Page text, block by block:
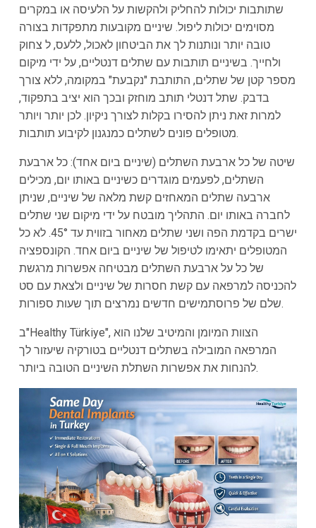
שתותבות יכולות להחליק ולהקשות על הלעיסה או במקרים
מסוימים יכולות ליפול. שיניים מקובעות מתפקדות בצורה
טובה יותר ונותנות לך את הביטחון לאכול, ללעס, ל צחוק
ולחייך. בשיניים תותבות עם שתלים דנטליים, על ידי מיקום
מספר קטן של שתלים, התותבת "נקבעת" במקומה, ללא צורך
בדבק. שתל דנטלי תותב מוחזק ובכך הוא יציב בתפקוד,
למרות זאת ניתן להסירו בקלות לצורך ניקיון. לכן יותר ויותר
מטופלים פונים לשתלים כמנגנון לקיבוע תותבות.
שיטה של כל ארבעת השתלים (שיניים ביום אחד): כל ארבעת
השתלים, לפעמים מוגדרים כשיניים באותו יום, מכילים
ארבעה שתלים המאחזים קשת מלאה של שיניים, שניתן
לחברה באותו יום. התהליך מובטח על ידי מיקום שני שתלים
ישרים בקדמת הפה ושני שתלים מאחור בזווית עד 45°. לא כל
המטופלים יתאימו לטיפול של שיניים ביום אחד. הקונספציה
של כל על ארבעת השתלים מבטיחה אפשרות מרגשת
להכניסה למרפאה עם קשת חסרות של שיניים ולצאת עם סט
שלם של פרוסתמישים חדשים נמרצים תוך שעות ספורות.
ב"Healthy Türkiye", הצוות המיומן והמיטיב שלנו הוא
המרפאה המובילה בשתלים דנטליים בטורקיה שיעזור לך
להנחות את אפשרות השתלת השיניים הטובה ביותר.